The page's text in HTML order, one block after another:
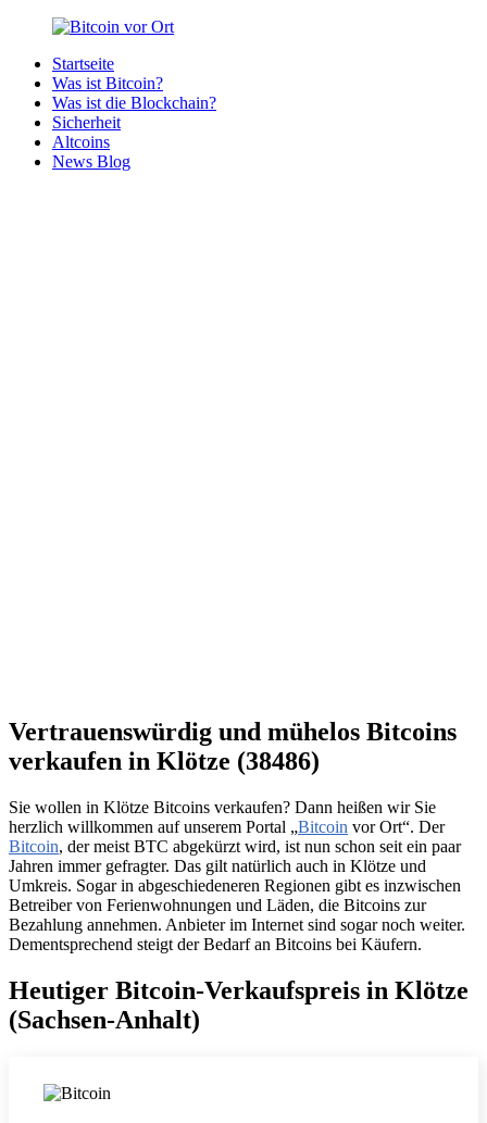
Zurück
Inhalt
Bitcoin
Bitcoins
deiner
Region
Startseite
Was ist Bitcoin?
Was ist die Blockchain?
Sicherheit
Altcoins
News Blog
Vertrauenswürdig und mühelos Bitcoins
verkaufen in Klötze (38486)
Sie wollen in Klötze Bitcoins verkaufen? Dann heißen wir Sie
herzlich willkommen auf unserem Portal „Bitcoin vor Ort“. Der
Bitcoin, der meist BTC abgekürzt wird, ist nun schon seit ein paar
Jahren immer gefragter. Das gilt natürlich auch in Klötze und
Umkreis. Sogar in abgeschiedeneren Regionen gibt es inzwischen
Betreiber von Ferienwohnungen und Läden, die Bitcoins zur
Bezahlung annehmen. Anbieter im Internet sind sogar noch weiter.
Dementsprechend steigt der Bedarf an Bitcoins bei Käufern.
Heutiger Bitcoin-Verkaufspreis in Klötze
(Sachsen-Anhalt)